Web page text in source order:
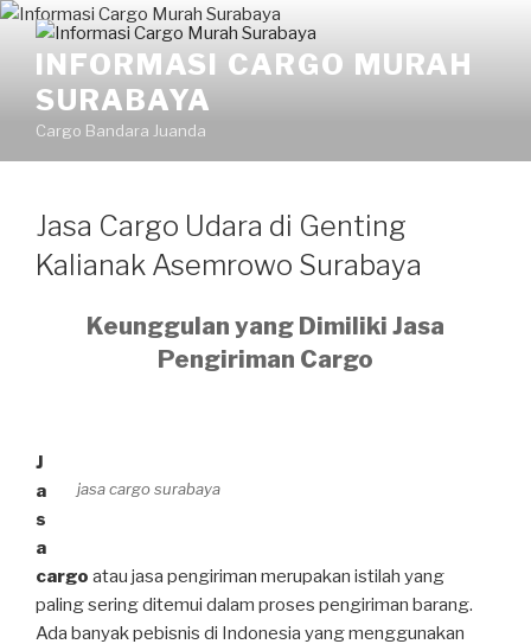
Skip
contentINFORMASI CARGO MURAH
SURABAYA
Cargo Bandara Juanda
Jasa Cargo Udara di Genting
Kalianak Asemrowo Surabaya
Keunggulan yang Dimiliki Jasa
Pengiriman Cargo
jasa cargo surabaya
J
a
s
a
cargo atau jasa pengiriman merupakan istilah yang
paling sering ditemui dalam proses pengiriman barang.
Ada banyak pebisnis di Indonesia yang menggunakan